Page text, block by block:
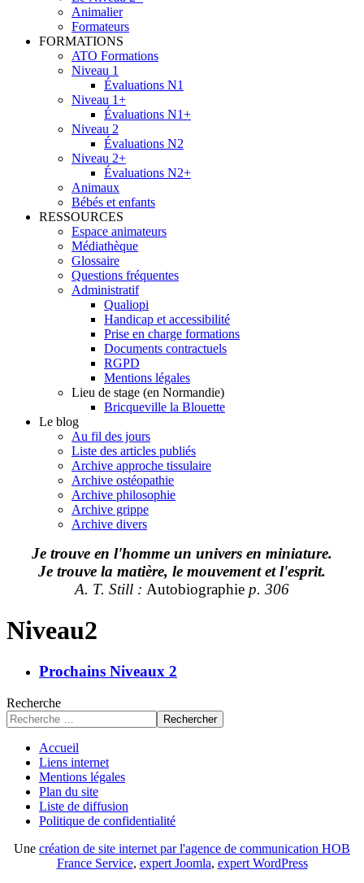
Animalier
Formateurs
FORMATIONS
ATO Formations
Niveau 1
Évaluations N1
Niveau 1+
Évaluations N1+
Niveau 2
Évaluations N2
Niveau 2+
Évaluations N2+
Animaux
Bébés et enfants
RESSOURCES
Espace animateurs
Médiathèque
Glossaire
Questions fréquentes
Administratif
Qualiopi
Handicap et accessibilité
Prise en charge formations
Documents contractuels
RGPD
Mentions légales
Lieu de stage (en Normandie)
Bricqueville la Blouette
Le blog
Au fil des jours
Liste des articles publiés
Archive approche tissulaire
Archive ostéopathie
Archive philosophie
Archive grippe
Archive divers
Je trouve en l'homme un univers en miniature.
Je trouve la matière, le mouvement et l'esprit.
A. T. Still : Autobiographie p. 306
Niveau2
Prochains Niveaux 2
Recherche
Rechercher
Accueil
Liens internet
Mentions légales
Plan du site
Liste de diffusion
Politique de confidentialité
Une création de site internet par l'agence de communication HOB
France Service, expert Joomla, expert WordPress